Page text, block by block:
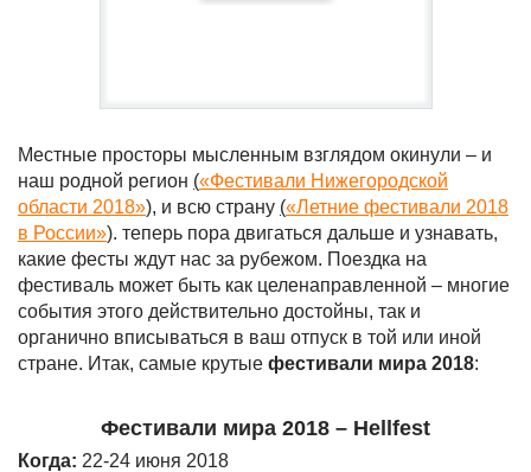
Местные просторы мысленным взглядом окинули – и
наш родной регион («Фестивали Нижегородской
области 2018»), и всю страну («Летние фестивали 2018
в России»). теперь пора двигаться дальше и узнавать,
какие фесты ждут нас за рубежом. Поездка на
фестиваль может быть как целенаправленной – многие
события этого действительно достойны, так и
органично вписываться в ваш отпуск в той или иной
стране. Итак, самые крутые фестивали мира 2018:
Фестивали мира 2018 – Hellfest
Когда: 22-24 июня 2018